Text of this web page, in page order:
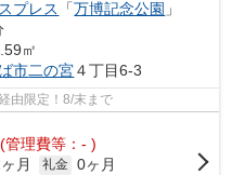
プレス
「万博記念公園 」
㎡
市二の宮４丁目6-3
由限定！8/末まで
(管理費等：- )
月 礼金 0ヶ月